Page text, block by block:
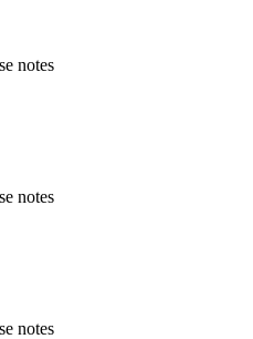
notes
notes
notes